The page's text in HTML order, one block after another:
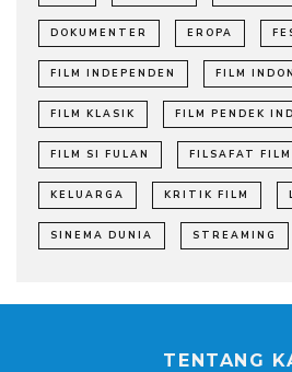
DOKUMENTER EROPA
FILM INDEPENDEN FILM
FILM KLASIK FILM PENDEK
FILM SI FULAN FILSAFAT FILM
KELUARGA KRITIK FILM
SINEMA DUNIA STREAMING
TENTANG